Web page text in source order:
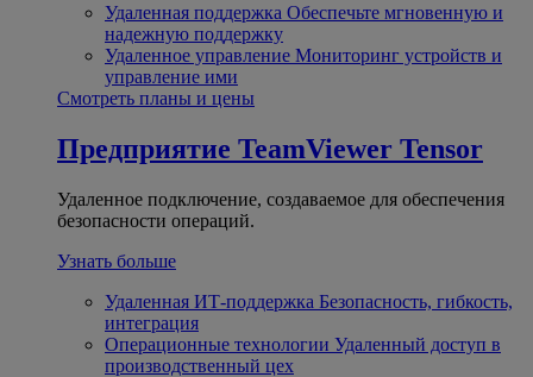
Удаленная поддержка Обеспечьте мгновенную и
надежную поддержку
Удаленное управление Мониторинг устройств и
управление ими
Смотреть планы и цены
Предприятие TeamViewer Tensor
Удаленное подключение, создаваемое для обеспечения
безопасности операций.
Узнать больше
Удаленная ИТ-поддержка Безопасность, гибкость,
интеграция
Операционные технологии Удаленный доступ в
производственный цех